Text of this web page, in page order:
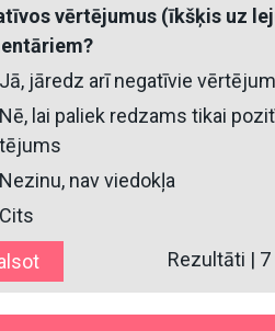
vērtējumus (īkšķis uz
Jā, jāredz arī negatīvie
Nē, lai paliek redzams tikai
Nezinu, nav viedokļa
Cits
Rezultāti |